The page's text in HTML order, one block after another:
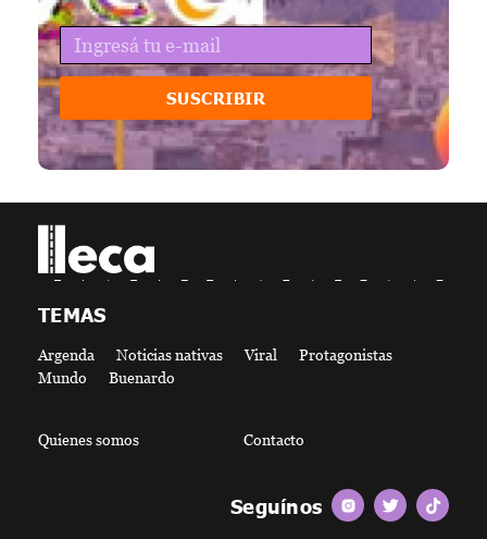
SUSCRIBIR
lleca - Periodismo callejero
Periodismo callejero
TEMAS
Argenda Noticias nativas Viral
Protagonistas
Mundo
Buenardo
Quienes somos Contacto
Seguínos